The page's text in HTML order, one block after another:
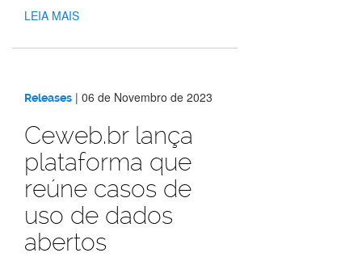
LEIA MAIS
Releases | 06 de Novembro de 2023
Ceweb.br lança
plataforma que
reúne casos de
uso de dados
abertos